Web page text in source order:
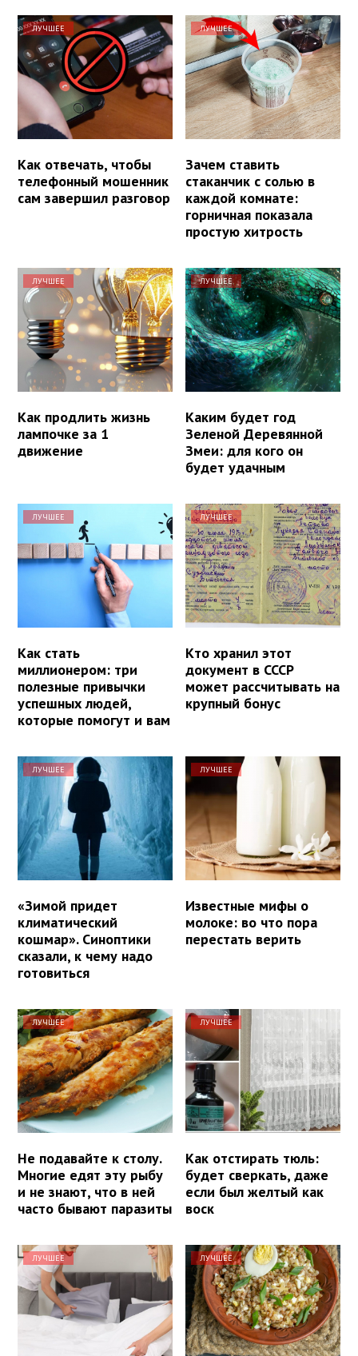
ЛУЧШЕЕ
Как отвечать, чтобы
телефонный мошенник
сам завершил разговор
ЛУЧШЕЕ
Зачем ставить
стаканчик с солью в
каждой комнате:
горничная показала
простую хитрость
ЛУЧШЕЕ
Как продлить жизнь
лампочке за 1
движение
ЛУЧШЕЕ
Каким будет год
Зеленой Деревянной
Змеи: для кого он
будет удачным
ЛУЧШЕЕ
Как стать
миллионером: три
полезные привычки
успешных людей,
которые помогут и вам
ЛУЧШЕЕ
Кто хранил этот
документ в СССР
может рассчитывать на
крупный бонус
ЛУЧШЕЕ
«Зимой придет
климатический
кошмар». Синоптики
сказали, к чему надо
готовиться
ЛУЧШЕЕ
Известные мифы о
молоке: во что пора
перестать верить
ЛУЧШЕЕ
Не подавайте к столу.
Многие едят эту рыбу
и не знают, что в ней
часто бывают паразиты
ЛУЧШЕЕ
Как отстирать тюль:
будет сверкать, даже
если был желтый как
воск
ЛУЧШЕЕ ЛУЧШЕЕ